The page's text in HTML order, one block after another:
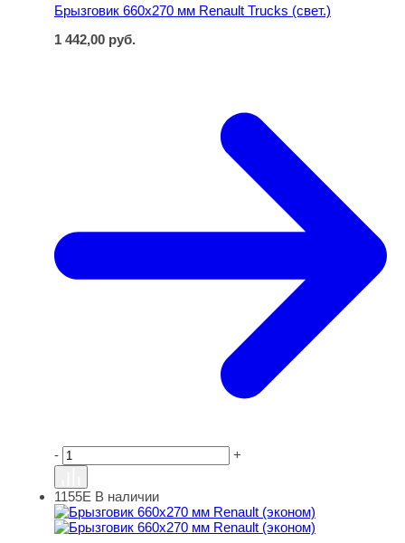
Брызговик 660х270 мм Renault Trucks (свет.)
1 442,00 руб.
- +
Брызговик 660х270 мм Renault (эконом)
1155Е В наличии